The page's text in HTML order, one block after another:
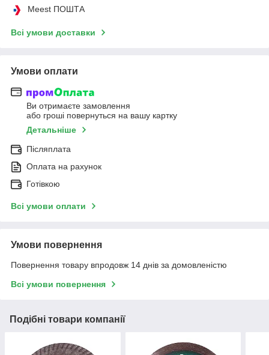
Meest ПОШТА
Всі умови доставки
Умови оплати
Ви отримаєте замовлення
або гроші повернуться на вашу картку
Детальніше
Післяплата
Оплата на рахунок
Готівкою
Всі умови оплати
Умови повернення
Повернення товару впродовж 14 днів за домовленістю
Всі умови повернення
Подібні товари компанії